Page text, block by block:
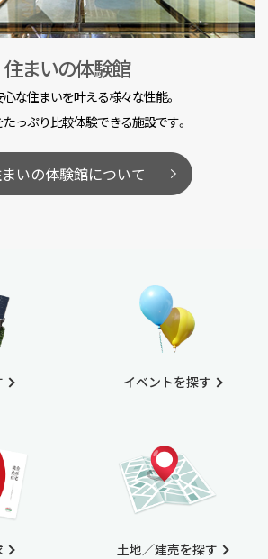
住まいの体験館
な住まいを叶える様々な性能。
っぷり比較体験できる施設です。
いの体験館について
イベントを探す
土地／建売を探す